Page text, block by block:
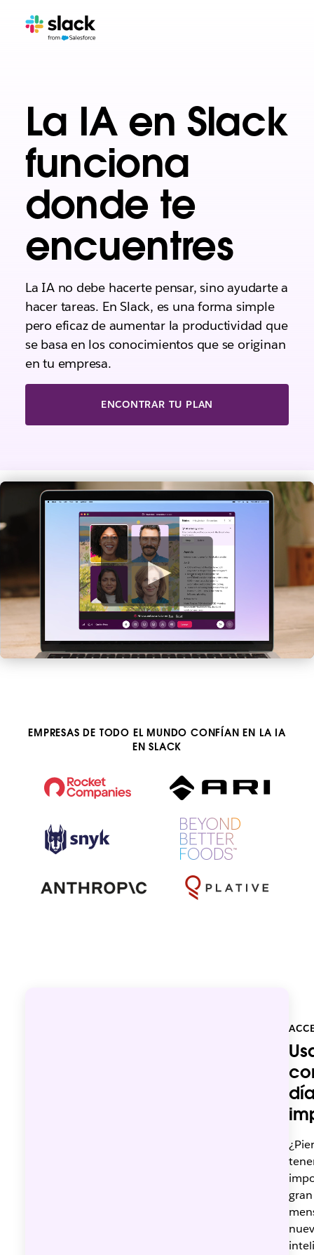
La IA en Slack
funciona
donde te
encuentres
La IA no debe hacerte pensar, sino ayudarte a
hacer tareas. En Slack, es una forma simple
pero eficaz de aumentar la productividad que
se basa en los conocimientos que se originan
en tu empresa.
ENCONTRAR TU PLAN
V
v
e
o
EMPRESAS DE TODO EL MUNDO CONFÍAN EN LA IA
EN SLACK